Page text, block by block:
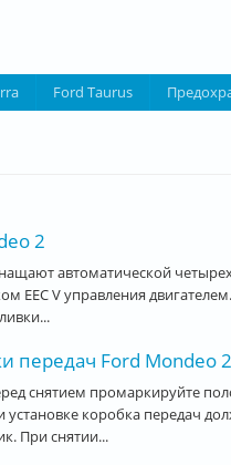
Ford Taurus
2
автоматической
EEC V управления
передач Ford Mondeo 2
снятием промаркируйте
коробка передач
При снятии...